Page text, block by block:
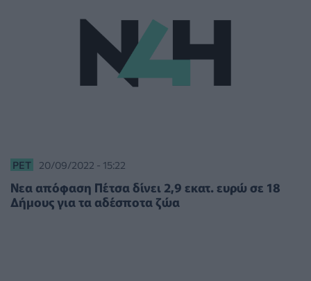
PET 20/09/2022 - 15:22
Νεα απόφαση Πέτσα δίνει 2,9 εκατ. ευρώ σε 18
Δήμους για τα αδέσποτα ζώα